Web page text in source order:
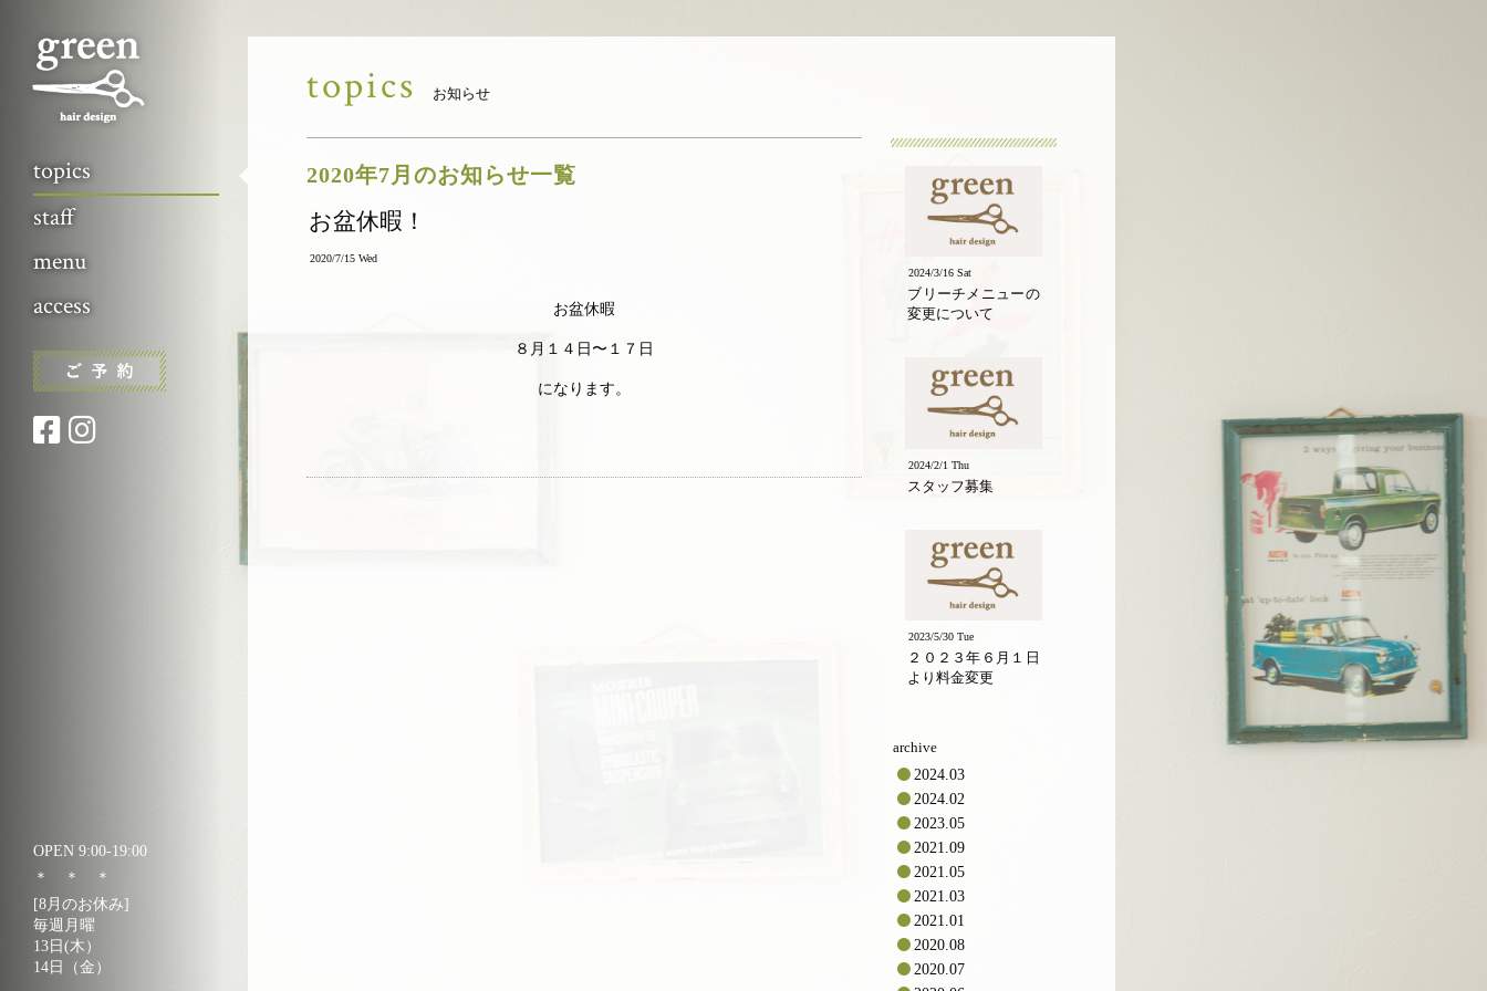
topics
staff
menu
access
OPEN 9:00-19:00
＊ ＊ ＊
[8月のお休み]
毎週月曜
13日(木）
14日（金）
topics お知らせ
2020年7月のお知らせ一覧
お盆休暇！
2020/7/15 Wed
お盆休暇
８月１４日〜１７日
になります。
2024/3/16 Sat
ブリーチメニューの
変更について
2024/2/1 Thu
スタッフ募集
2023/5/30 Tue
２０２３年６月１日
より料金変更
archive
2024.03
2024.02
2023.05
2021.09
2021.05
2021.03
2021.01
2020.08
2020.07